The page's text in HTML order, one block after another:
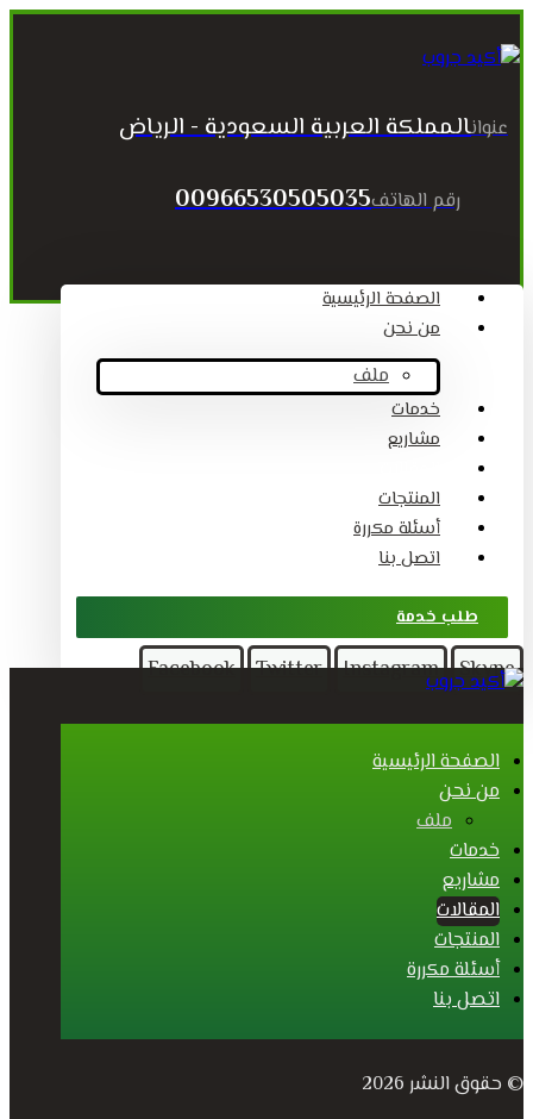
عنوانالمملكة العربية السعودية - الرياض
رقم الهاتف00966530505035
الصفحة الرئيسية
من نحن
ملف
خدمات
مشاريع
المنتجات
أسئلة مكررة
اتصل بنا
طلب خدمة
Facebook Twitter Instagram Skype
الصفحة الرئيسية
من نحن
ملف
خدمات
مشاريع
المقالات
المنتجات
أسئلة مكررة
اتصل بنا
© حقوق النشر 2026